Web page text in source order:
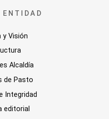
ENTIDAD
y Visión
Alcaldía
de Pasto
Integridad
editorial